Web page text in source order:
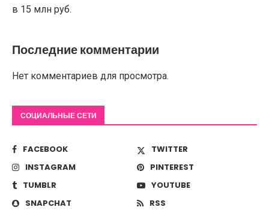
в 15 млн руб.
Последние комментарии
Нет комментариев для просмотра.
СОЦИАЛЬНЫЕ СЕТИ
FACEBOOK
TWITTER
INSTAGRAM
PINTEREST
TUMBLR
YOUTUBE
SNAPCHAT
RSS